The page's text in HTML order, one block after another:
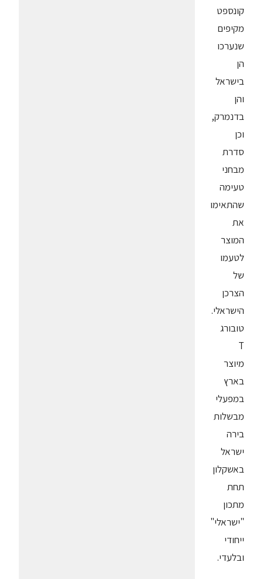
קונספט
מקיפים
שנערכו
הן
בישראל
והן
בדנמרק,
וכן
סדרת
מבחני
טעימה
שהתאימו
את
המוצר
לטעמו
של
הצרכן
הישראלי.
טובורג
T
מיוצר
בארץ
במפעלי
מבשלות
בירה
ישראל
באשקלון
תחת
מתכון
"ישראלי"
ייחודי
ובלעדי.